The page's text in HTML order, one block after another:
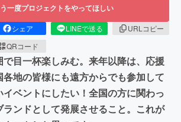
一度プロジェクトをやってほしい
シェア LINEで送る
URLコピー
QRコード
目一杯楽しみむ。来年以降は、応援
各地の皆様にも遠方からでも参加して
ベントにしたい！全国の方に関わっ
ンドとして発展させること。これが